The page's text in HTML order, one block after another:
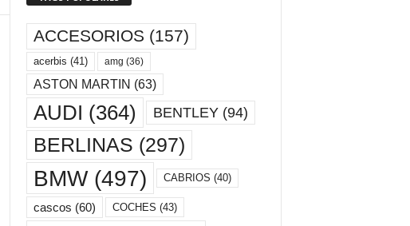
ACCESORIOS (157)
acerbis (41) amg (36)
ASTON MARTIN (63)
AUDI (364) BENTLEY(94)
BERLINAS (297)
BMW(497) CABRIOS (40)
cascos (60) COCHES (43)